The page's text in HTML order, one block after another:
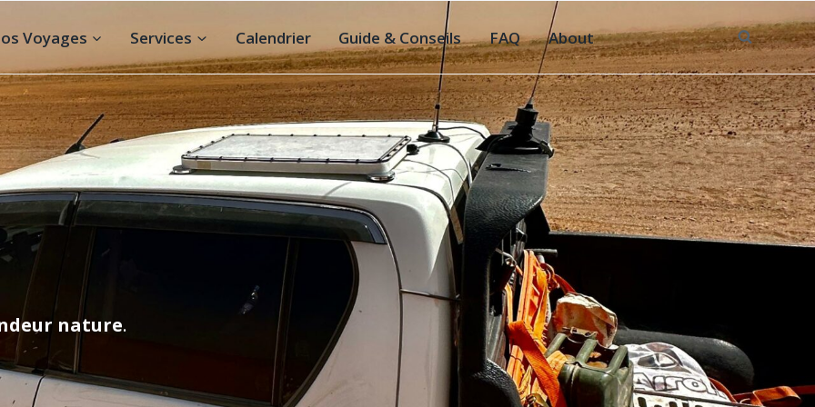
Voyages Services Calendrier Guide & Conseils FAQ About
nature.